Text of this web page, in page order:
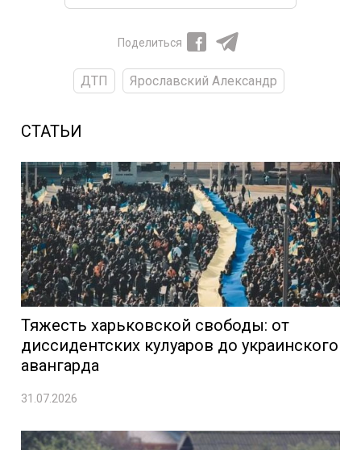
Поделиться
ДТП Ярославский Александр
СТАТЬИ
Тяжесть харьковской свободы: от
диссидентских кулуаров до украинского
авангарда
31.07.2026